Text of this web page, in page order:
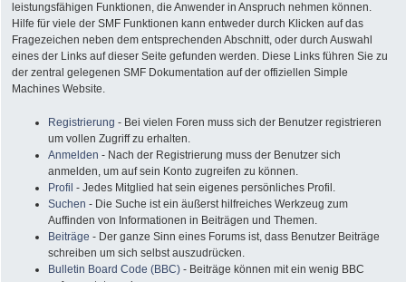
leistungsfähigen Funktionen, die Anwender in Anspruch nehmen können.
Hilfe für viele der SMF Funktionen kann entweder durch Klicken auf das
Fragezeichen neben dem entsprechenden Abschnitt, oder durch Auswahl
eines der Links auf dieser Seite gefunden werden. Diese Links führen Sie zu
der zentral gelegenen SMF Dokumentation auf der offiziellen Simple
Machines Website.
Registrierung - Bei vielen Foren muss sich der Benutzer registrieren
um vollen Zugriff zu erhalten.
Anmelden - Nach der Registrierung muss der Benutzer sich
anmelden, um auf sein Konto zugreifen zu können.
Profil - Jedes Mitglied hat sein eigenes persönliches Profil.
Suchen - Die Suche ist ein äußerst hilfreiches Werkzeug zum
Auffinden von Informationen in Beiträgen und Themen.
Beiträge - Der ganze Sinn eines Forums ist, dass Benutzer Beiträge
schreiben um sich selbst auszudrücken.
Bulletin Board Code (BBC) - Beiträge können mit ein wenig BBC